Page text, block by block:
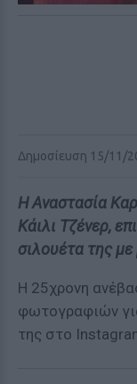
Δημοσίευση 15/11/
Η Αναστασία
Κάιλι Τζένερ,
σιλουέτα της με
Η 25χρονη
φωτογραφιών
της στο